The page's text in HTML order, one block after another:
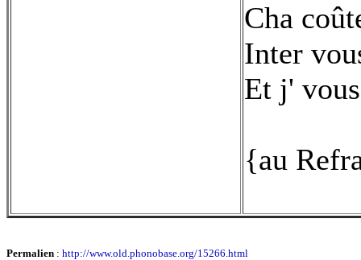
Cha
Inter
Et j'
{au
Permalien : http://www.old.phonobase.org/15266.html